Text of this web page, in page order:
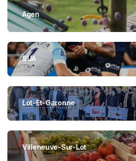
Agen
SUA
Lot-Et-Garonne
Villeneuve-Sur-Lot